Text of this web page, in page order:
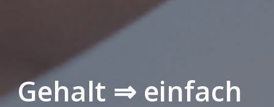
Gehalt ⇒ einfach